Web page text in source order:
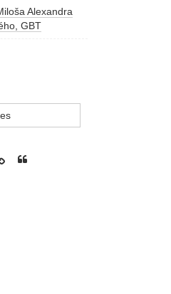
Alexandra
GBT